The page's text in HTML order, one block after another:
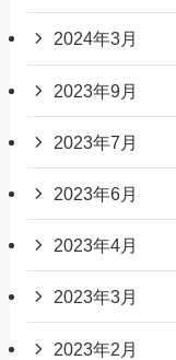
2024年3月
2023年9月
2023年7月
2023年6月
2023年4月
2023年3月
2023年2月